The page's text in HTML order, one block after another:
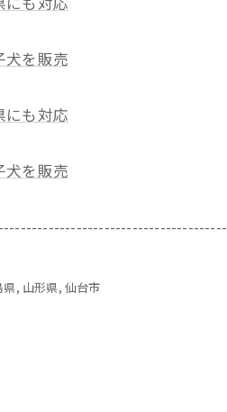
犬を販売
にも対応
犬を販売
県 山形県 仙台市